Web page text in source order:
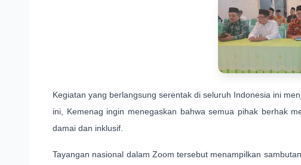
Kegiatan yang berlangsung serentak di seluruh Indonesia ini
ini, Kemenag ingin menegaskan bahwa semua pihak berhak
damai dan inklusif.
Tayangan nasional dalam Zoom tersebut menampilkan